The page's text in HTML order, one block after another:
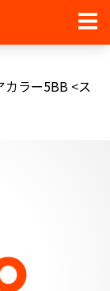
カラー5BB <ス